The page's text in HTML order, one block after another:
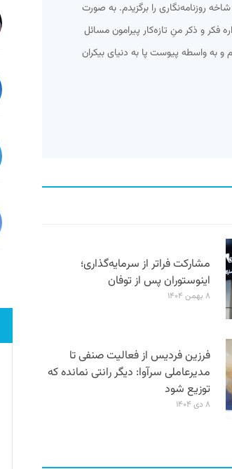
شاخه روزنامه‌نگاری را برگزیدم. به صورت
و ذکر منِ تازه‌کار پیرامون مسائل
سال ۹۵ وارد پیوست شدم و به واسطه پیوست پا به دنیای بیکران
مشارکت فراتر از سرمایه‌گذاری؛
اینوستوران پس از توفان
۸ بهمن ۱۴۰۴
فرزین فردیس از فعالیت صنفی تا
مدیرعاملی سرآوا: دیگر رانتی نمانده که
توزیع شود
۸ دی ۱۴۰۴